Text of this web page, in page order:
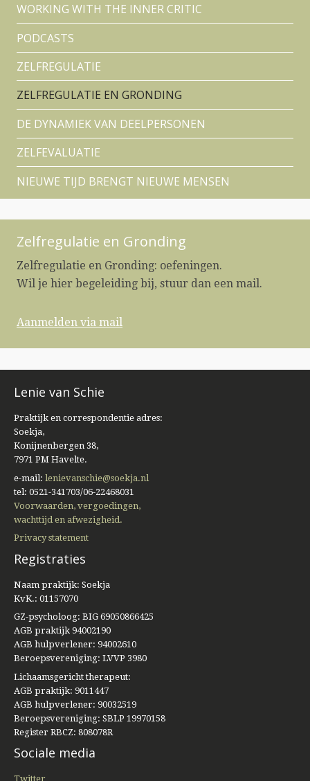
WORKING WITH THE INNER CRITIC
PODCASTS
ZELFREGULATIE
ZELFREGULATIE EN GRONDING
DE DYNAMIEK VAN DEELPERSONEN
ZELFEVALUATIE
NIEUWE TIJD BRENGT NIEUWE MENSEN
Zelfregulatie en Gronding
Zelfregulatie en Gronding: oefeningen.
Wil je hier begeleiding bij, stuur dan een mail.
Aanmelden via mail
Lenie van Schie
Praktijk en correspondentie adres:
Soekja,
Konijnenbergen 38,
7971 PM Havelte.
e-mail: lenievanschie@soekja.nl
tel: 0521-341703/06-22468031
Voorwaarden, vergoedingen,
wachttijd en afwezigheid.
Privacy statement
Registraties
Naam praktijk: Soekja
KvK.: 01157070
GZ-psycholoog: BIG 69050866425
AGB praktijk 94002190
AGB hulpverlener: 94002610
Beroepsvereniging: LVVP 3980
Lichaamsgericht therapeut:
AGB praktijk: 9011447
AGB hulpverlener: 90032519
Beroepsvereniging: SBLP 19970158
Register RBCZ: 808078R
Sociale media
Twitter